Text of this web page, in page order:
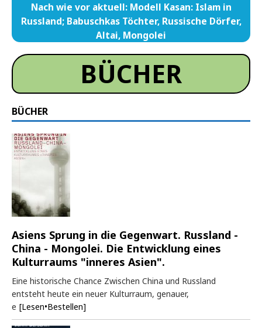
Nach wie vor aktuell: Modell Kasan: Islam in
Russland; Babuschkas Töchter, Russische Dörfer,
Altai, Mongolei
BÜCHER
BÜCHER
Asiens Sprung in die Gegenwart. Russland -
China - Mongolei. Die Entwicklung eines
Kulturraums "inneres Asien".
Eine historische Chance Zwischen China und Russland
entsteht heute ein neuer Kulturraum, genauer,
e [Lesen•Bestellen]